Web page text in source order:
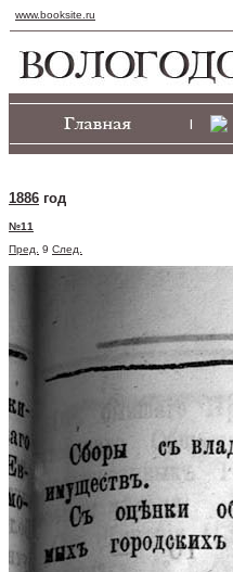
www.booksite.ru
|
1886 год
№11
Пред.
9 След.